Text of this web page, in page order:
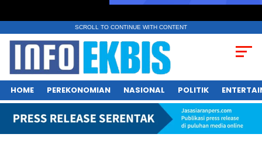
SCROLL TO CONTINUE WITH CONTENT
HOME PEREKONOMIAN NASIONAL POLITIK